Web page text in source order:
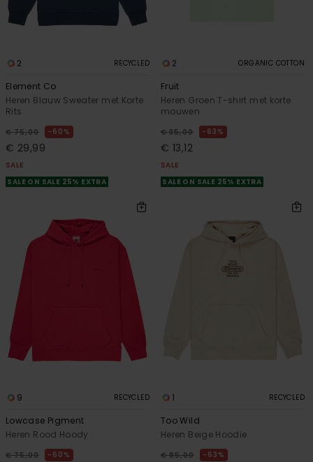
2 RECYCLED
Element Co
Heren Blauw Sweater met Korte
Rits
€ 75,00 60%
€ 29,99
SALE
SALE ON SALE 25% EXTRA
2 ORGANIC COTTON
Fruit
Heren Groen T-shirt met korte
mouwen
€ 35,00 63%
€ 13,12
SALE
SALE ON SALE 25% EXTRA
9 RECYCLED
Lowcase Pigment
Heren Rood Hoody
€ 75,00 60%
1 RECYCLED
Too Wild
Heren Beige Hoodie
€ 85,00 63%